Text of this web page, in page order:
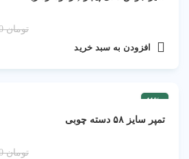
تومان384,000
افزودن به سبد خرید
-11%
تمپر سایز ۵۸ دسته چوبی
تومان285,000